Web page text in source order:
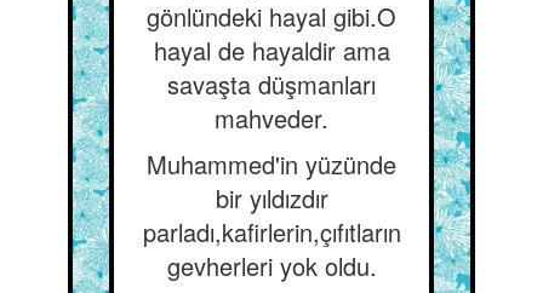
gönlündeki hayal gibi.O
hayal de hayaldir ama
savaşta düşmanları
mahveder.
Muhammed'in yüzünde
bir yıldızdır
parladı,kafirlerin,çıfıtların
gevherleri yok oldu.